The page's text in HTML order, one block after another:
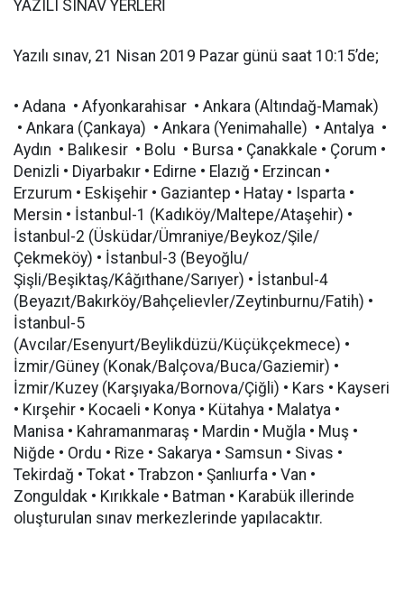
YAZILI SINAV YERLERİ
Yazılı sınav, 21 Nisan 2019 Pazar günü saat 10:15’de;
• Adana • Afyonkarahisar • Ankara (Altındağ-Mamak)
• Ankara (Çankaya) • Ankara (Yenimahalle) • Antalya •
Aydın • Balıkesir • Bolu • Bursa • Çanakkale • Çorum •
Denizli • Diyarbakır • Edirne • Elazığ • Erzincan •
Erzurum • Eskişehir • Gaziantep • Hatay • Isparta •
Mersin • İstanbul-1 (Kadıköy/Maltepe/Ataşehir) •
İstanbul-2 (Üsküdar/Ümraniye/Beykoz/Şile/
Çekmeköy) • İstanbul-3 (Beyoğlu/
Şişli/Beşiktaş/Kâğıthane/Sarıyer) • İstanbul-4
(Beyazıt/Bakırköy/Bahçelievler/Zeytinburnu/Fatih) •
İstanbul-5
(Avcılar/Esenyurt/Beylikdüzü/Küçükçekmece) •
İzmir/Güney (Konak/Balçova/Buca/Gaziemir) •
İzmir/Kuzey (Karşıyaka/Bornova/Çiğli) • Kars • Kayseri
• Kırşehir • Kocaeli • Konya • Kütahya • Malatya •
Manisa • Kahramanmaraş • Mardin • Muğla • Muş •
Niğde • Ordu • Rize • Sakarya • Samsun • Sivas •
Tekirdağ • Tokat • Trabzon • Şanlıurfa • Van •
Zonguldak • Kırıkkale • Batman • Karabük illerinde
oluşturulan sınav merkezlerinde yapılacaktır.